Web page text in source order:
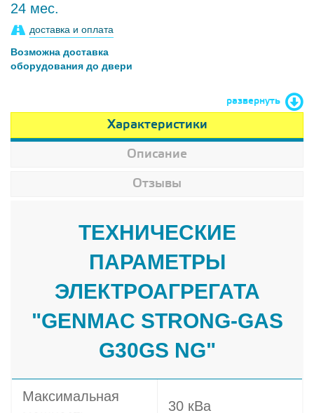
24 мес.
доставка и оплата
Возможна доставка
оборудования до двери
развернуть
Характеристики
Описание
Отзывы
ТЕХНИЧЕСКИЕ
ПАРАМЕТРЫ
ЭЛЕКТРОАГРЕГАТА
"GENMAC STRONG-GAS
G30GS NG"
Максимальная
30 кВа